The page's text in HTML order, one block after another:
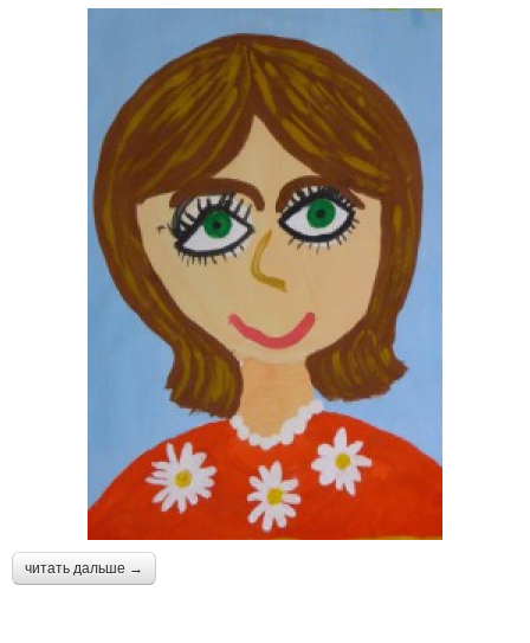
Мастер-класс по вазе Бумажная ваза
Вазы из картона Яркая ваза
Ваза из шарика Ваза из металла
Оригинальная ваза Ваза для мелочей
читать дальше →